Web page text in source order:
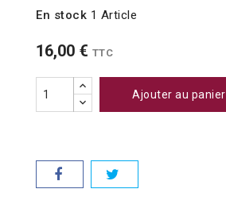
En stock 1 Article
16,00 € TTC
Ajouter au panier